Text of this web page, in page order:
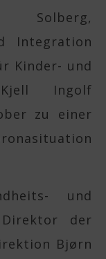
Solberg,
Integration
Kinder- und
Kjell Ingolf
zu einer
und
der
Bjørn